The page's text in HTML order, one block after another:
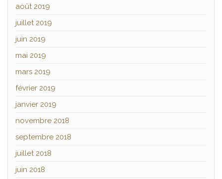
août 2019
juillet 2019
juin 2019
mai 2019
mars 2019
février 2019
janvier 2019
novembre 2018
septembre 2018
juillet 2018
juin 2018